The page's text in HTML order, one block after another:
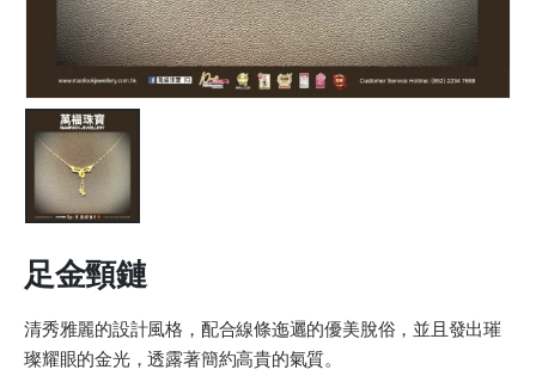
足金頸鏈
清秀雅麗的設計風格，配合線條迤邐的優美脫俗，並且發出璀
璨耀眼的金光，透露著簡約高貴的氣質。